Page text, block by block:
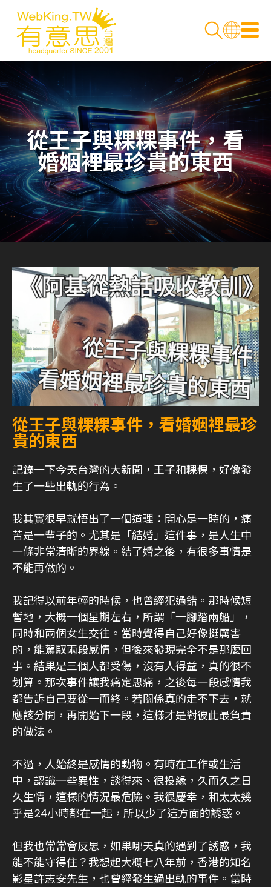
從王子與粿粿事件，看
婚姻裡最珍貴的東西
從王子與粿粿事件，看婚姻裡最珍
貴的東西
記錄一下今天台灣的大新聞，王子和粿粿，好像發
生了一些出軌的行為。
我其實很早就悟出了一個道理：開心是一時的，痛
苦是一輩子的。尤其是「結婚」這件事，是人生中
一條非常清晰的界線。結了婚之後，有很多事情是
不能再做的。
我記得以前年輕的時候，也曾經犯過錯。那時候短
暫地，大概一個星期左右，所謂「一腳踏兩船」，
同時和兩個女生交往。當時覺得自己好像挺厲害
的，能駕馭兩段感情，但後來發現完全不是那麼回
事。結果是三個人都受傷，沒有人得益，真的很不
划算。那次事件讓我痛定思痛，之後每一段感情我
都告訴自己要從一而終。若關係真的走不下去，就
應該分開，再開始下一段，這樣才是對彼此最負責
的做法。
不過，人始終是感情的動物。有時在工作或生活
中，認識一些異性，談得來、很投緣，久而久之日
久生情，這樣的情況最危險。我很慶幸，和太太幾
乎是24小時都在一起，所以少了這方面的誘惑。
但我也常常會反思，如果哪天真的遇到了誘惑，我
能不能守得住？我想起大概七八年前，香港的知名
影星許志安先生，也曾經發生過出軌的事件。當時